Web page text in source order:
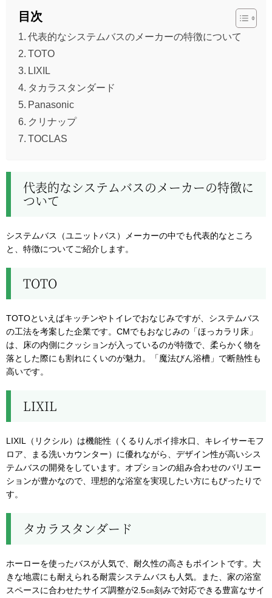
目次
代表的なシステムバスのメーカーの特徴について
TOTO
LIXIL
タカラスタンダード
Panasonic
クリナップ
TOCLAS
代表的なシステムバスのメーカーの特徴に
ついて
システムバス（ユニットバス）メーカーの中でも代表的なところ
と、特徴についてご紹介します。
TOTO
TOTOといえばキッチンやトイレでおなじみですが、システムバス
の工法を考案した企業です。CMでもおなじみの「ほっカラリ床」
は、床の内側にクッションが入っているのが特徴で、柔らかく物を
落とした際にも割れにくいのが魅力。「魔法びん浴槽」で断熱性も
高いです。
LIXIL
LIXIL（リクシル）は機能性（くるりんポイ排水口、キレイサーモフ
ロア、まる洗いカウンター）に優れながら、デザイン性が高いシス
テムバスの開発をしています。オプションの組み合わせのバリエー
ションが豊かなので、理想的な浴室を実現したい方にもぴったりで
す。
タカラスタンダード
ホーローを使ったバスが人気で、耐久性の高さもポイントです。大
きな地震にも耐えられる耐震システムバスも人気。また、家の浴室
スペースに合わせたサイズ調整が2.5㎝刻みで対応できる豊富なサイ